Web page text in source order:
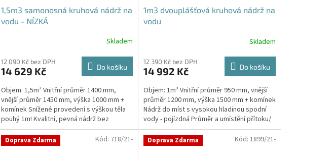
1,5m3 samonosná kruhová nádrž na
vodu - NÍZKÁ
produktu
je
z
5
hvězdiček.
Skladem
12 090 Kč bez DPH
14 629 Kč Do košíku
Objem: 1,5m³ Vnitřní průměr 1400 mm,
vnější průměr 1450 mm, výška 1000 mm +
komínek Snížené provedení s výškou těla
pouhý 1m! Kvalitní, pevná nádrž bez
potřeby obetonování...
1m3 dvouplášťová kruhová nádrž na
vodu
Skladem
12 390 Kč bez DPH
14 992 Kč Do košíku
Objem: 1m³ Vnitřní průměr 950 mm, vnější
průměr 1200 mm, výška 1500 mm + komínek
Nádrž do míst s vysokou hladinou spodní
vody - pojízdná Průměr a umístění přítoku/
ů, odtoku/ů...
Doprava Zdarma Kód: 718/21- Doprava Zdarma Kód: 1899/21-